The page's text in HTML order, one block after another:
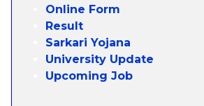
Online Form
Result
Sarkari Yojana
University Update
Upcoming Job